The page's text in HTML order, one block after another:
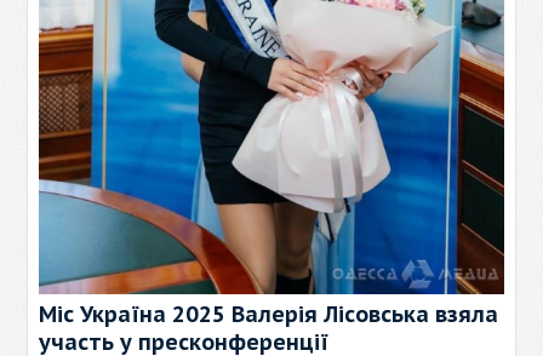
Міс Україна 2025 Валерія Лісовська взяла
участь у пресконференції